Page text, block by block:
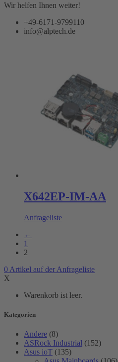
Wir helfen Ihnen weiter!
+49-6171-9799110
info@alptech.de
X642EP-IM-AA
Anfrageliste
←
1
2
0 Artikel auf der Anfrageliste
X
Warenkorb ist leer.
Kategorien
Andere (8)
ASRock Industrial (152)
Asus ioT (135)